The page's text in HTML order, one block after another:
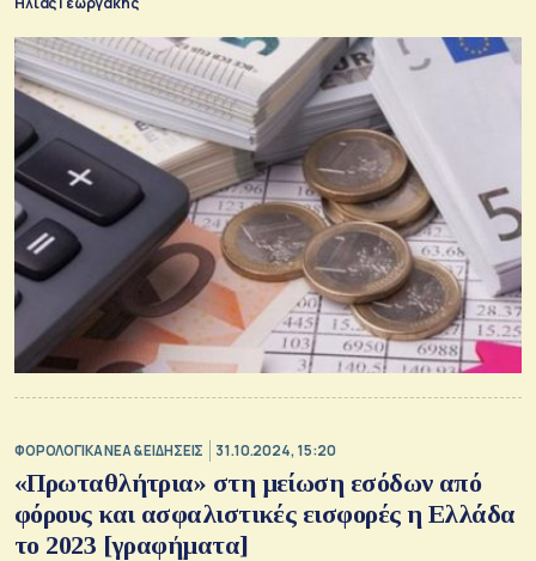
ΦΟΡΟΛΟΓΙΚΑ ΝΕΑ & EΙΔΗΣΕΙΣ 31.10.2024, 15:20
«Πρωταθλήτρια» στη μείωση εσόδων από
φόρους και ασφαλιστικές εισφορές η Ελλάδα
το 2023 [γραφήματα]